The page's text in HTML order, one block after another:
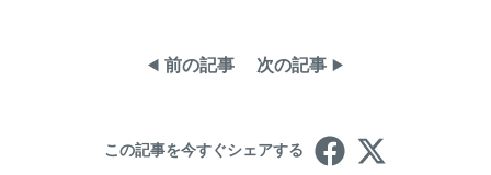
前の記事 次の記事
この記事を今すぐシェアする